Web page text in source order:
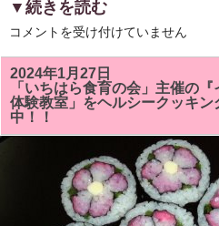
▼続きを読む
国
放
送
「NHK
ワ
ー
ル
ド
コメントを受け付けていません
2024年1月27日
「いちはら食育の会」主催の
体験教室」をヘルシークッキ
中！！